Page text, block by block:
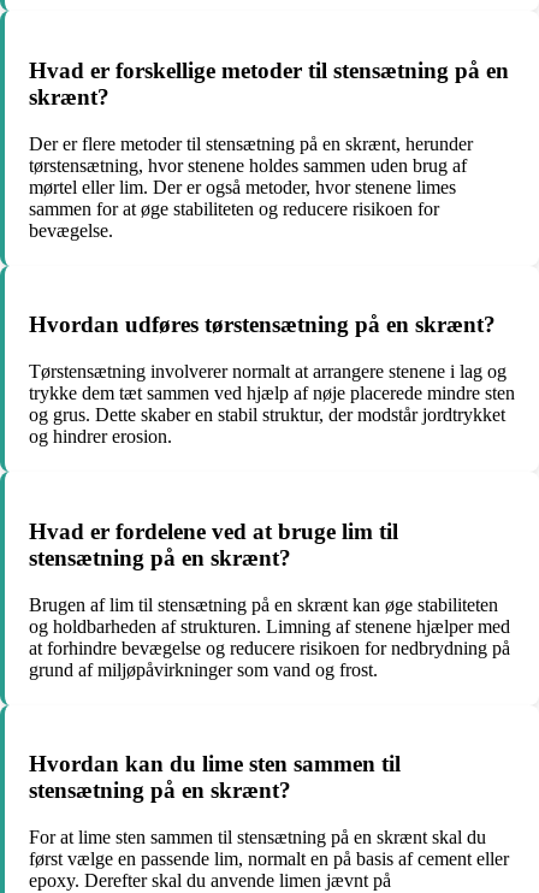
Hvad er forskellige metoder til stensætning på en
skrænt?
Der er flere metoder til stensætning på en skrænt, herunder
tørstensætning, hvor stenene holdes sammen uden brug af
mørtel eller lim. Der er også metoder, hvor stenene limes
sammen for at øge stabiliteten og reducere risikoen for
bevægelse.
Hvordan udføres tørstensætning på en skrænt?
Tørstensætning involverer normalt at arrangere stenene i lag og
trykke dem tæt sammen ved hjælp af nøje placerede mindre sten
og grus. Dette skaber en stabil struktur, der modstår jordtrykket
og hindrer erosion.
Hvad er fordelene ved at bruge lim til
stensætning på en skrænt?
Brugen af lim til stensætning på en skrænt kan øge stabiliteten
og holdbarheden af ​​strukturen. Limning af stenene hjælper med
at forhindre bevægelse og reducere risikoen for nedbrydning på
grund af miljøpåvirkninger som vand og frost.
Hvordan kan du lime sten sammen til
stensætning på en skrænt?
For at lime sten sammen til stensætning på en skrænt skal du
først vælge en passende lim, normalt en på basis af cement eller
epoxy. Derefter skal du anvende limen jævnt på